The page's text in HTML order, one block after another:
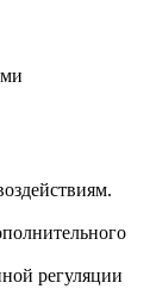
регуляции